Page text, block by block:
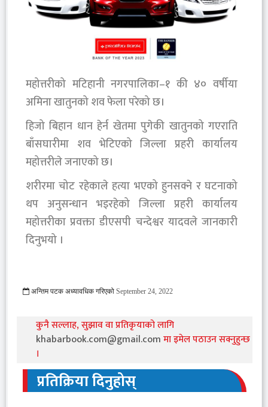
महोत्तरीको मटिहानी नगरपालिका–१ की ४० वर्षीया
अमिना खातुनको शव फेला परेको छ।
हिजो बिहान धान हेर्न खेतमा पुगेकी खातुनको गएराति
बाँसघारीमा शव भेटिएको जिल्ला प्रहरी कार्यालय
महोत्तरीले जनाएको छ।
शरीरमा चोट रहेकाले हत्या भएको हुनसक्ने र घटनाको
थप अनुसन्धान भइरहेको जिल्ला प्रहरी कार्यालय
महोत्तरीका प्रवक्ता डीएसपी चन्देश्वर यादवले जानकारी
दिनुभयो ।
अन्तिम पटक अध्यावधिक गरिएको September 24, 2022
कुनै सल्लाह, सुझाव वा प्रतिकृयाको लागि
khabarbook.com@gmail.comमा इमेल पठाउन सक्नुहुन्छ
।
प्रतिक्रिया दिनुहोस्